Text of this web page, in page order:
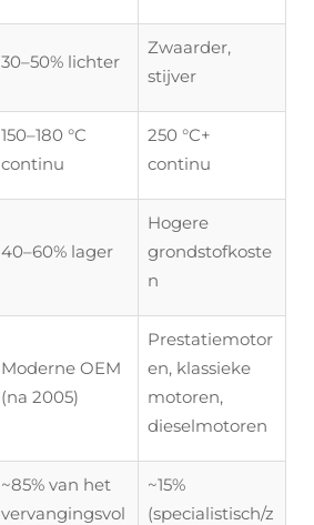
30–50% lichter
Zwaarder,
stijver
150–180 °C
continu
250 °C+
continu
40–60% lager
Hogere
grondstofkoste
n
Moderne OEM
(na 2005)
Prestatiemotor
en, klassieke
motoren,
dieselmotoren
~85% van het
vervangingsvol
~15%
(specialistisch/z